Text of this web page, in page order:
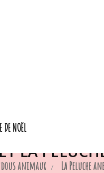
DE NOËL
LA
animaux La Peluche